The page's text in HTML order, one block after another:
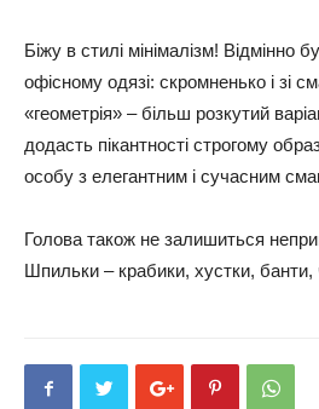
Біжу в стилі мінімалізм! Відмінно
офісному одязі: скромненько і зі
«геометрія» – більш розкутий
додасть пікантності строгому
особу з елегантним і сучасним
Голова також не залишиться
Шпильки – крабики, хустки, банти,